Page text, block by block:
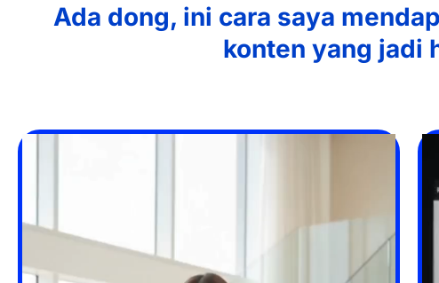
Ada dong, ini cara saya
konten yang jadi